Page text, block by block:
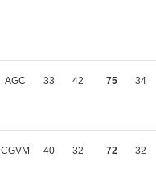
AGC 33 42 75 34
CGVM 40 32 72 32